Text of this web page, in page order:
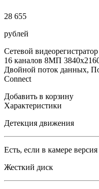
28 655
рублей
Сетевой
16 каналов 8МП
Двойной поток данных,
Connect
Добавить в корзину
Характеристики
Детекция движения
Есть, если в камере
Жесткий диск